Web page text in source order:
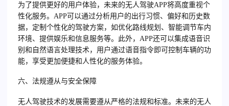
为了提供更好的用户体验，未来的无人驾驶APP将高度重视个
性化服务。APP可以通过分析用户的出行习惯、偏好和历史数
据，定制个性化的驾驶方案，如优化路线规划、智能调节车内
环境、提供娱乐和信息服务等。此外，APP还可以集成语音识
别和自然语言处理技术，用户通过语音指令即可控制车辆的功
能，享受更加便捷和人性化的服务体验。
六、法规遵从与安全保障
无人驾驶技术的发展需要遵从严格的法规和标准。未来的无人